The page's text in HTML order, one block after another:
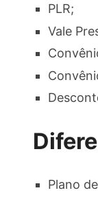
PLR;
Vale
Plano